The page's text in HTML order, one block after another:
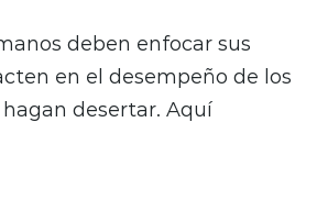
deben enfocar sus
en el desempeño de los
desertar. Aquí